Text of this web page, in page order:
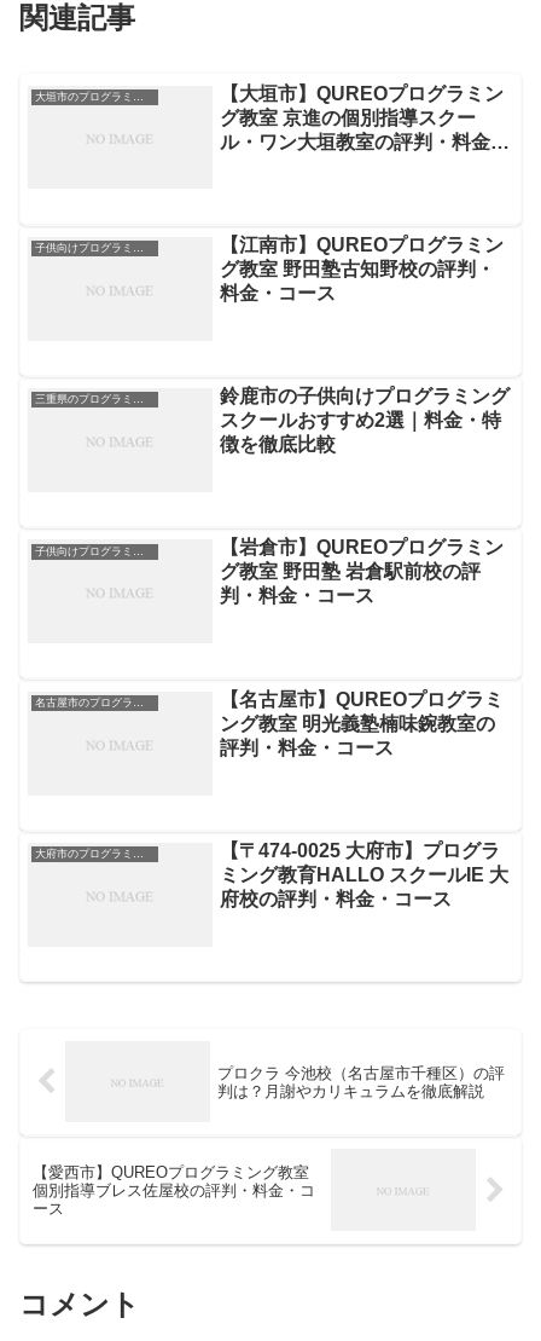
関連記事
【大垣市】QUREOプログラミン
グ教室 京進の個別指導スクー
ル・ワン大垣教室の評判・料金・
子供向けプログラミングスクール
【江南市】QUREOプログラミン
グ教室 野田塾古知野校の評判・
料金・コース
三重県のプログラミングスクール
鈴鹿市の子供向けプログラミング
スクールおすすめ2選｜料金・特
徴を徹底比較
【岩倉市】QUREOプログラミン
グ教室 野田塾 岩倉駅前校の評
判・料金・コース
【名古屋市】QUREOプログラミ
ング教室 明光義塾楠味鋺教室の
評判・料金・コース
大府市のプログラミングスクール
【〒474-0025 大府市】プログラ
ミング教育HALLO スクールIE 大
府校の評判・料金・コース
プロクラ 今池校（名古屋市千種区）の評
判は？月謝やカリキュラムを徹底解説
【愛西市】QUREOプログラミング教室
個別指導ブレス佐屋校の評判・料金・コ
ース
コメント